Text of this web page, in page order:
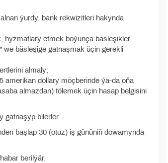
ýurdy, bank rekwizitleri hakynda
hyzmatlary etmek boýunça bäsleşikler
we bäsleşige gatnaşmak üçin gerekli
almaly;
amerikan dollary möçberinde ýa-da oňa
almazdan) tölemek üçin hasap belgisini
gatnaşyp bilerler.
başlap 30 (otuz) iş gününiň dowamynda
berilýär.